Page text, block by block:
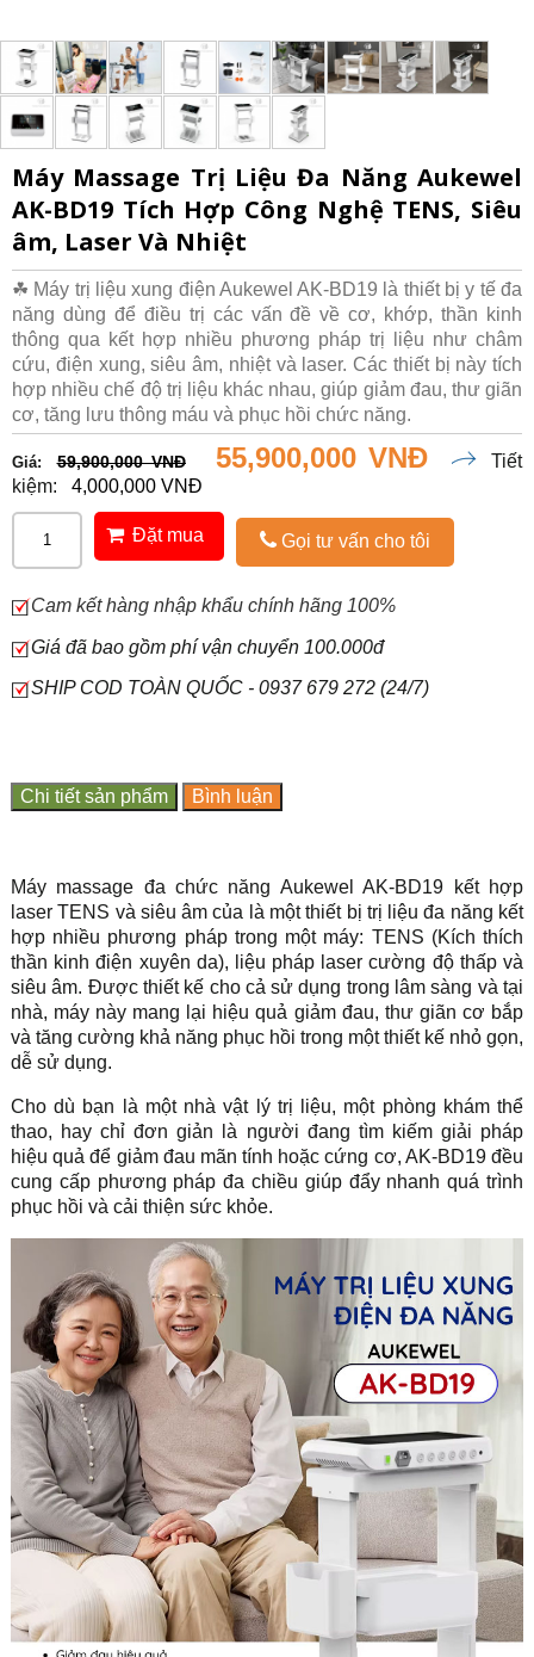
Máy Massage Trị Liệu Đa Năng Aukewel
AK-BD19 Tích Hợp Công Nghệ TENS, Siêu
âm, Laser Và Nhiệt
☘ Máy trị liệu xung điện Aukewel AK-BD19 là thiết bị y tế đa
năng dùng để điều trị các vấn đề về cơ, khớp, thần kinh
thông qua kết hợp nhiều phương pháp trị liệu như châm
cứu, điện xung, siêu âm, nhiệt và laser. Các thiết bị này tích
hợp nhiều chế độ trị liệu khác nhau, giúp giảm đau, thư giãn
cơ, tăng lưu thông máu và phục hồi chức năng.
Giá: 59,900,000 VNĐ 55,900,000 VNĐ
Tiết
kiệm:
4,000,000 VNĐ
Đặt mua Gọi tư vấn cho tôi
Cam kết hàng nhập khẩu chính hãng 100%
Giá đã bao gồm phí vận chuyển 100.000đ
SHIP COD TOÀN QUỐC - 0937 679 272 (24/7)
Chi tiết sản phẩm Bình luận
Máy massage đa chức năng Aukewel AK-BD19 kết hợp
laser TENS và siêu âm của là một thiết bị trị liệu đa năng kết
hợp nhiều phương pháp trong một máy: TENS (Kích thích
thần kinh điện xuyên da), liệu pháp laser cường độ thấp và
siêu âm. Được thiết kế cho cả sử dụng trong lâm sàng và tại
nhà, máy này mang lại hiệu quả giảm đau, thư giãn cơ bắp
và tăng cường khả năng phục hồi trong một thiết kế nhỏ gọn,
dễ sử dụng.
Cho dù bạn là một nhà vật lý trị liệu, một phòng khám thể
thao, hay chỉ đơn giản là người đang tìm kiếm giải pháp
hiệu quả để giảm đau mãn tính hoặc cứng cơ, AK-BD19 đều
cung cấp phương pháp đa chiều giúp đẩy nhanh quá trình
phục hồi và cải thiện sức khỏe.